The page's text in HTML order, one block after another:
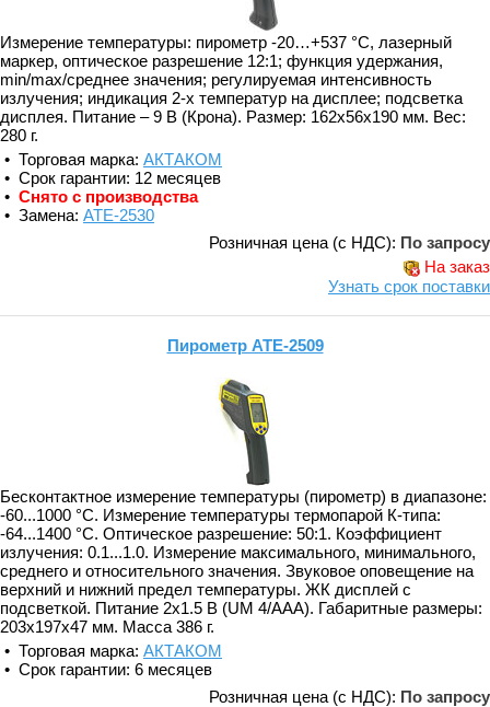
Измерение температуры: пирометр -20…+537 °С, лазерный
маркер, оптическое разрешение 12:1; функция удержания,
min/max/среднее значения; регулируемая интенсивность
излучения; индикация 2-х температур на дисплее; подсветка
дисплея. Питание – 9 В (Крона). Размер: 162х56х190 мм. Вес:
280 г.
• Торговая марка: АКТАКОМ
• Срок гарантии: 12 месяцев
• Снято с производства
• Замена: АТЕ-2530
Розничная цена (с НДС): По запросу
На заказ
Узнать срок поставки
Пирометр АТЕ-2509
Бесконтактное измерение температуры (пирометр) в диапазоне:
-60...1000 °C. Измерение температуры термопарой К-типа:
-64...1400 °C. Оптическое разрешение: 50:1. Коэффициент
излучения: 0.1...1.0. Измерение максимального, минимального,
среднего и относительного значения. Звуковое оповещение на
верхний и нижний предел температуры. ЖК дисплей с
подсветкой. Питание 2х1.5 В (UM 4/AAA). Габаритные размеры:
203x197x47 мм. Масса 386 г.
• Торговая марка: АКТАКОМ
• Срок гарантии: 6 месяцев
Розничная цена (с НДС): По запросу